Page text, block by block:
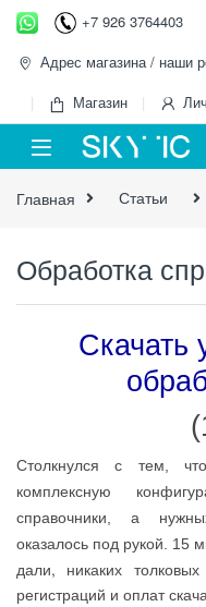
Перейти к навигации
перейти к содержанию
+7 926 3764403
Адрес магазина / наши
Магазин
Главная Статьи
Обработка
Скачать
Столкнулся с тем,
комплексную
справочники, а
оказалось под рукой. 15
дали, никаких
регистраций и оплат